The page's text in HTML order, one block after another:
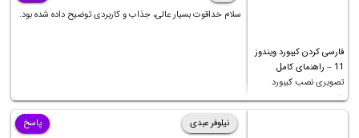
فارسی کردن کیبورد ویندوز
11 – راهنمای کامل
تصویری نصب کیبورد
فارسی
سلام خداقوت بسیار عالی، جذاب و کاربردی توضیح داده شده بود.
نیلوفر عبدی
پاسخ